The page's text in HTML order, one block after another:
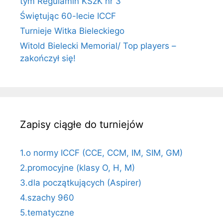
Świętując 60-lecie ICCF
Turnieje Witka Bieleckiego
Witold Bielecki Memorial/ Top players –
zakończył się!
Zapisy ciągłe do turniejów
1.o normy ICCF (CCE, CCM, IM, SIM, GM)
2.promocyjne (klasy O, H, M)
3.dla początkujących (Aspirer)
4.szachy 960
5.tematyczne